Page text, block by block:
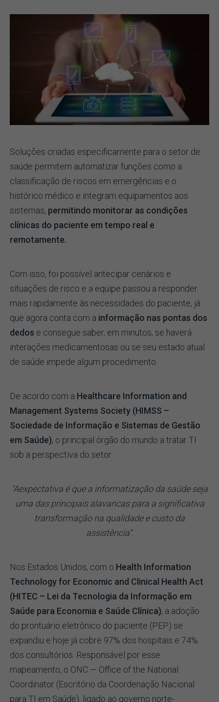
Soluções criadas especificamente para o setor de
saúde permitem automatizar funções como a
classificação de riscos em emergências e o
histórico médico e integram equipamentos aos
sistemas, permitindo monitorar as condições
clínicas do paciente em tempo real e
remotamente.
Com isso, foi possível antecipar cenários e
situações de risco e a equipe passou a responder
mais rapidamente às necessidades do paciente, já
que agora conta com a informação nas pontas dos
dedos e consegue saber, em minutos, se haverá
interações medicamentosas ou se seu estado atual
de saúde impede algum procedimento.
De acordo com a Healthcare Information and
Management Systems Society (HIMSS –
Sociedade de Informação e Sistemas de Gestão
em Saúde), o principal órgão do mundo a tratar TI
sob a perspectiva do setor:
"Aexpectativa é que a informatização da saúde seja
uma das principais alavancas para a significativa
transformação na qualidade e custo da
assistência”.
Nos Estados Unidos, com o Health Information
Technology for Economic and Clinical Health Act
(HITEC – Lei da Tecnologia da Informação em
Saúde para Economia e Saúde Clínica), a adoção
do prontuário eletrônico do paciente (PEP) se
expandiu e hoje já cobre 97% dos hospitais e 74%
dos consultórios. Responsável por esse
mapeamento, o ONC — Office of the National
Coordinator (Escritório da Coordenação Nacional
para TI em Saúde), ligado ao governo norte-